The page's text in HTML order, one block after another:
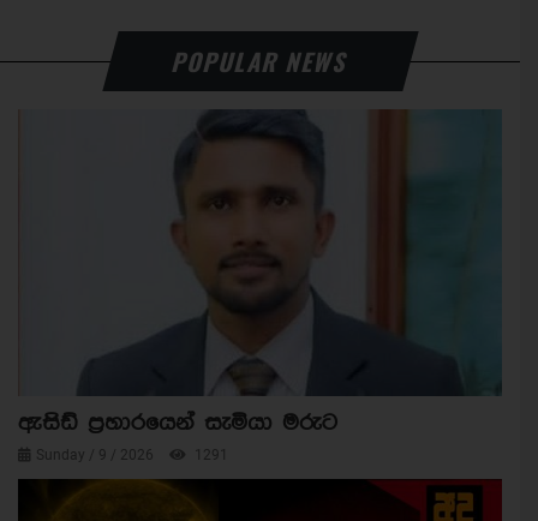
POPULAR NEWS
ඇසිඩ් ප්‍රහාරයෙන් සැමියා මරුට
Sunday / 9 / 2026 1291